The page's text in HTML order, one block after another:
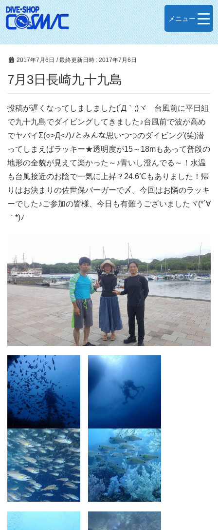
メニュー
2017年7月6日 / 最終更新日時 : 2017年7月6日
7月3日長崎九十九島
投稿が遅くなってしましました(´Д｀;)ヾ 台風前に平日組
で九十九島でダイビングしてきました♪台風前で波が高め
でヤバイΣ(○>Д<ﾉ)ﾉとみんな思いつつのダイビング(笑)潜
ってしまえばラッキー★透明度が15～18mもあって普段の
地形の全貌が見えて楽かった～♪青いし澄んでる～！水温
も台風接近のお陰で一気に上昇？24.6℃もありました！帰
りはお決まりの佐世保バーガーで〆。今回はお隣のラッキ
ーでした♪ご参加の皆様、今日も有難うございましたヾ(*´∀
｀*)ﾉ